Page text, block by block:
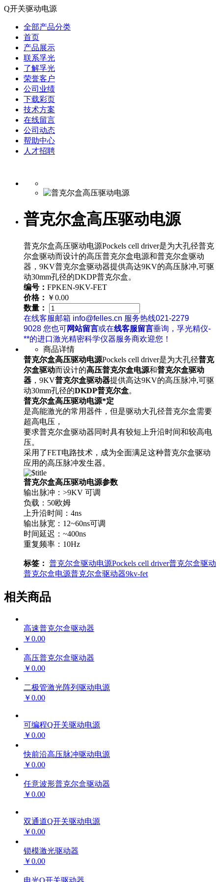
Q开关驱动电源
全部产品分类
首页
产品展示
联系孚光
了解孚光
荣誉客户
公司业绩
下载彩页
技术方案
在线留言
公司动态
帮助中心
人才招聘
普克尔盒高压驱动电源
普克尔盒高压驱动电源Pockels cell driver是为大孔径普克
尔盒驱动而设计的高压普克尔盒电源和普克尔盒驱动
器，9KV普克尔盒驱动器提供高达9KV的高压脉冲,可驱
动30mm孔径的DKDP普克尔盒。
编号： FPKEN-9KV-FET
价格： ￥0.00
数量：
在线客服邮箱 info@felles.cn 服务热线021-2279
9028 您也可网站留言或在线客服留言垂询，孚光精仪-
**的进口激光精密科学仪器服务商欢迎您！
商品详情
普克尔盒高压驱动电源Pockels cell driver是为大孔径普克
尔盒驱动而设计的高压普克尔盒电源和普克尔盒驱动
器 ，9KV普克尔盒驱动器提供高达9KV的高压脉冲,可驱
动30mm孔径的DKDP普克尔盒。
普克尔盒高压驱动电源*定
是高能激光的常用器件，但是驱动大孔径普克尔盒需要
超高电压，
要求普克尔盒驱动器同时具有较短上升沿时间和较高电
压。
采用了FET电路技术，成为全面满足这种普克尔盒驱动
应用的高压脉冲发生器。
普克尔盒高压驱动电源参数
输出脉冲：>9KV 可调
负载：50欧姆
上升沿时间：4ns
输出脉宽：12~60ns可调
时间延迟：~400ns
重复频率：10Hz
标签： 普克尔盒驱动电源Pockels cell driver普克尔盒驱动
普克尔盒电源普克尔盒驱动器9kv-fet
相关商品
高速普克尔盒驱动器
￥0.00
高压普克尔盒驱动器
￥0.00
二极管激光阵列驱动电源
￥0.00
可编程Q开关驱动电源
￥0.00
快前沿高压脉冲驱动电源
￥0.00
任意波形普克尔盒驱动器
￥0.00
双通道Q开关驱动电源
￥0.00
锁模激光驱动器
￥0.00
电光Q开关驱动器